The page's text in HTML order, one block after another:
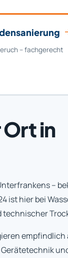
– fachgerecht
in
–
ist hier bei